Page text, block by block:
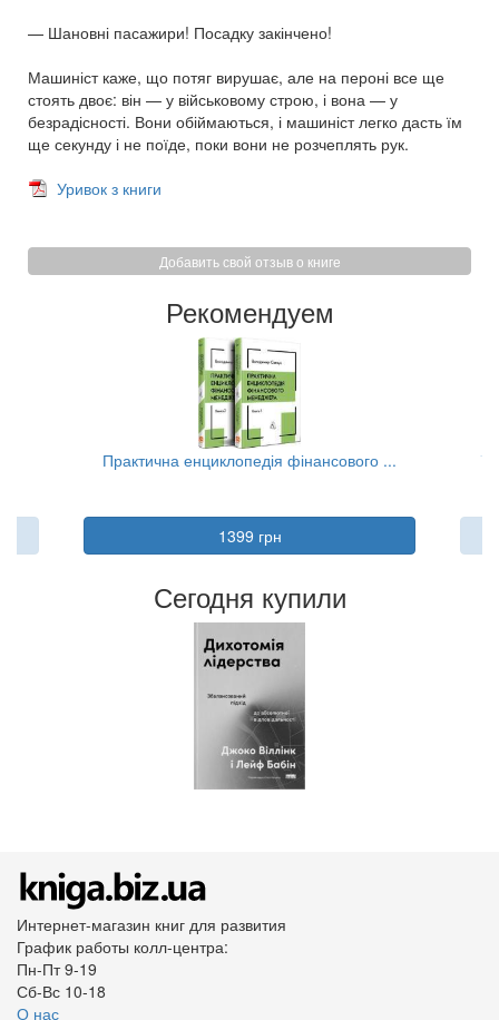
— Шановні пасажири! Посадку закінчено!
Машиніст каже, що потяг вирушає, але на пероні все ще
стоять двоє: він — у військовому строю, і вона — у
безрадісності. Вони обіймаються, і машиніст легко дасть їм
ще секунду і не поїде, поки вони не розчеплять рук.
Уривок з книги
Добавить свой отзыв о книге
Рекомендуем
Практична енциклопедія фінансового ...
1399 грн
Сегодня купили
Интернет-магазин книг для развития
График работы колл-центра:
Пн-Пт 9-19
Сб-Вс 10-18
О нас